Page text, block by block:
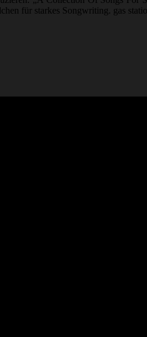
für starkes Songwriting. gas